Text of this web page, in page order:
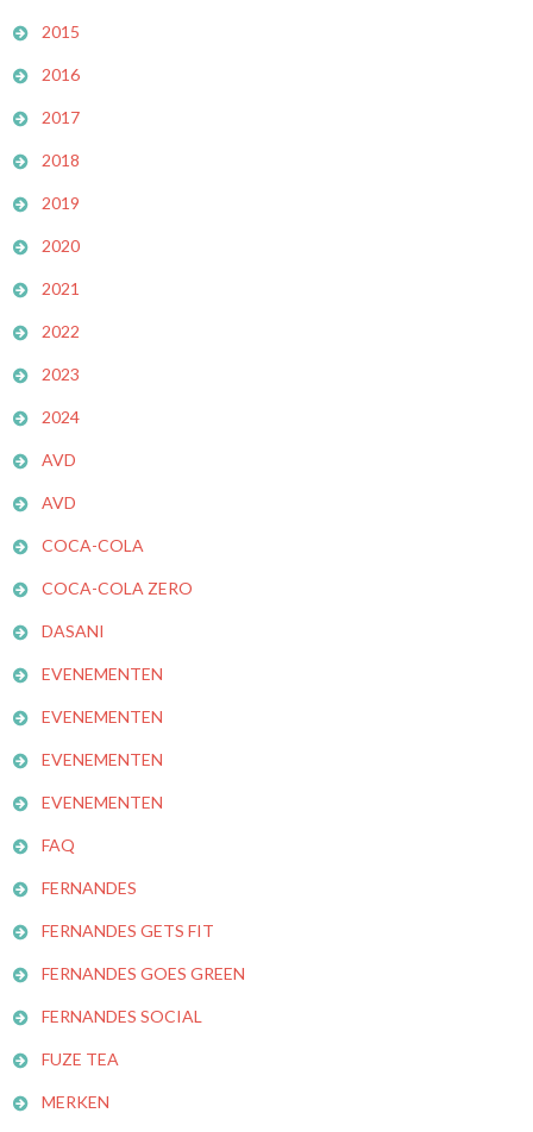
2015
2016
2017
2018
2019
2020
2021
2022
2023
2024
AVD
AVD
COCA-COLA
COCA-COLA ZERO
DASANI
EVENEMENTEN
EVENEMENTEN
EVENEMENTEN
EVENEMENTEN
FAQ
FERNANDES
FERNANDES GETS FIT
FERNANDES GOES GREEN
FERNANDES SOCIAL
FUZE TEA
MERKEN